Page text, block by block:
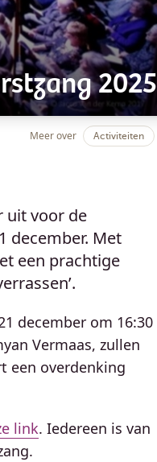
2025
Meer over Activiteiten
uit voor de
december. Met
een prachtige
december om 16:30
Vermaas, zullen
een overdenking
link. Iedereen is van